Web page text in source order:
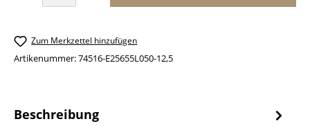
Zum Merkzettel hinzufügen
Artikenummer:74516-E25655L050-12,5
Beschreibung